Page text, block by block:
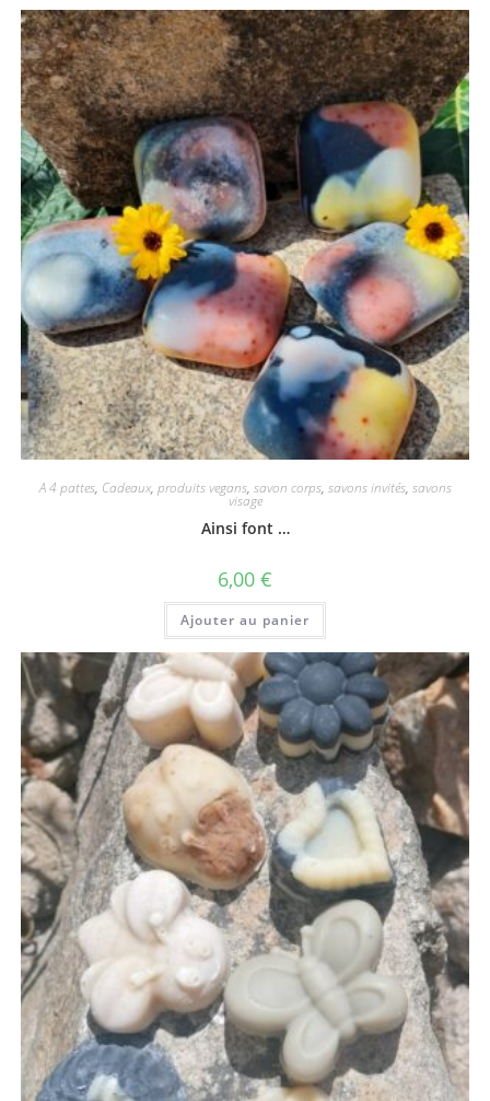
A 4 pattes, Cadeaux, produits vegans, savon corps, savons invités, savons
visage
Ainsi font …
6,00 €
Ajouter au panier